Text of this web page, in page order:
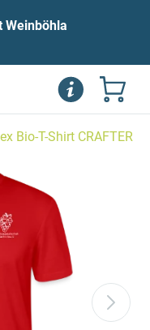
Weinböhla
Bio-T-Shirt CRAFTER